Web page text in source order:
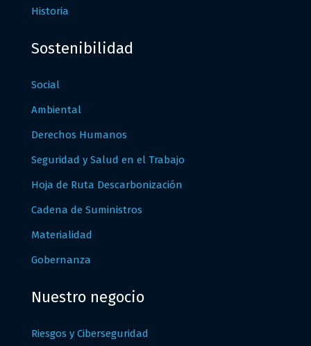
Historia
Sostenibilidad
Social
Ambiental
Derechos Humanos
Seguridad y Salud en el Trabajo
Hoja de Ruta Descarbonización
Cadena de Suministros
Materialidad
Gobernanza
Nuestro negocio
Riesgos y Ciberseguridad